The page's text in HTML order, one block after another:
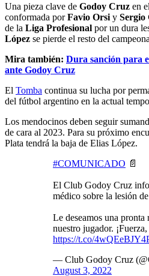
Una pieza clave de Godoy Cruz en
conformada porFavio Orsi y Sergio
de la Liga Profesional por un dura
López se pierde el resto del
Mira también: Dura sanción para
ante Godoy Cruz
El Tomba continua su lucha por
del fútbol argentino en la actual
Los mendocinos deben seguir
de cara al 2023. Para su próximo
Plata tendrá la baja de Elias López.
#COMUNICADO 📄
El Club Godoy Cruz
médico sobre la lesión
Le deseamos una pronta
nuestro jugador.
https://t.co/
— Club Godoy Cruz
August 3, 2022